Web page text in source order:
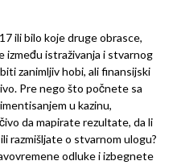
ili bilo koje druge obrasce,
između istraživanja i stvarnog
zanimljiv hobi, ali finansijski
Pre nego što počnete sa
u kazinu,
da mapirate rezultate, da li
razmišljate o stvarnom ulogu?
odluke i izbegnete